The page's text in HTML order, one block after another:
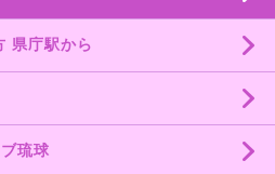
県庁駅から
琉球